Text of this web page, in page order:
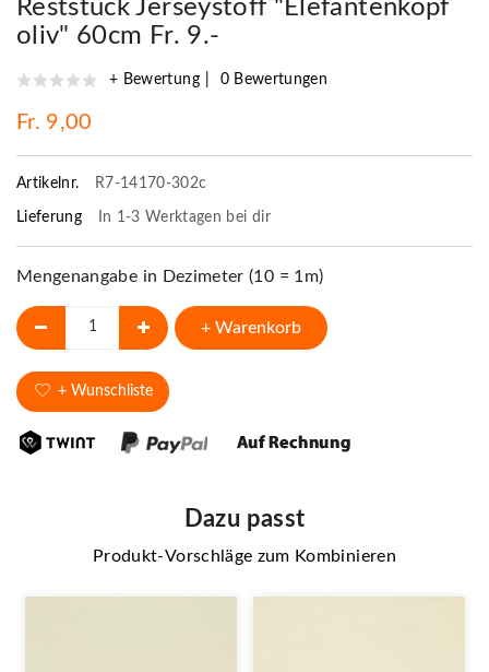
Reststück Jerseystoff "Elefantenkopf
oliv" 60cm Fr. 9.-
+ Bewertung 0 Bewertungen
Fr. 9,00
Artikelnr. R7-14170-302c
Lieferung In 1-3 Werktagen bei dir
Mengenangabe in Dezimeter (10 = 1m)
+ Warenkorb
+ Wunschliste
Dazu passt
Produkt-Vorschläge zum Kombinieren